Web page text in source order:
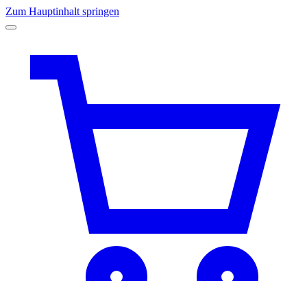
Zum Hauptinhalt springen